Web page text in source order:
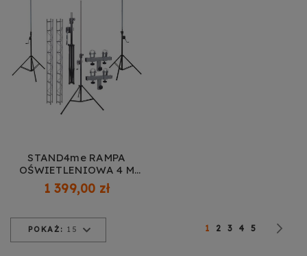
STAND4me RAMPA
OŚWIETLENIOWA 4 M
KONSTRUKCJA TRUSS
1 399,00 zł
Strona
Obecnie czytasz stronę
1 Strona
2 Strona
3 Strona
4 Strona
5
POKAŻ: 15